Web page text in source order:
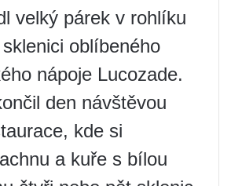
velký párek v rohlíku
oblíbeného
nápoje Lucozade.
den návštěvou
kde si
a kuře s bílou